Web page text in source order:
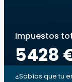
Impuestos
5428
¿Sabías que tu